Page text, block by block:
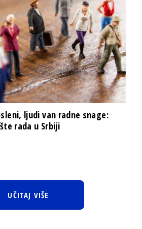
ljudi van radne snage:
rada u Srbiji
UČITAJ VIŠE